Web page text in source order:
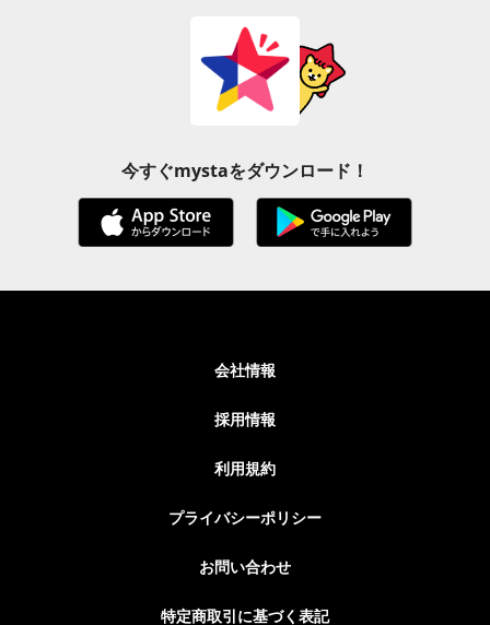
今すぐmystaをダウンロード！
会社情報
採用情報
利用規約
プライバシーポリシー
お問い合わせ
特定商取引に基づく表記